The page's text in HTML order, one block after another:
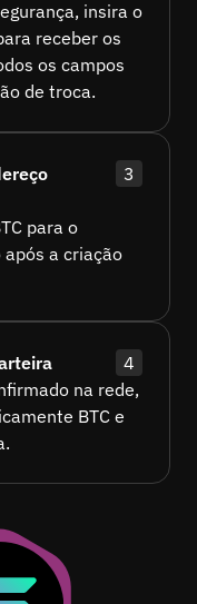
insira o
receber os
os campos
de troca.
3
para o
a criação
4
na rede,
BTC e